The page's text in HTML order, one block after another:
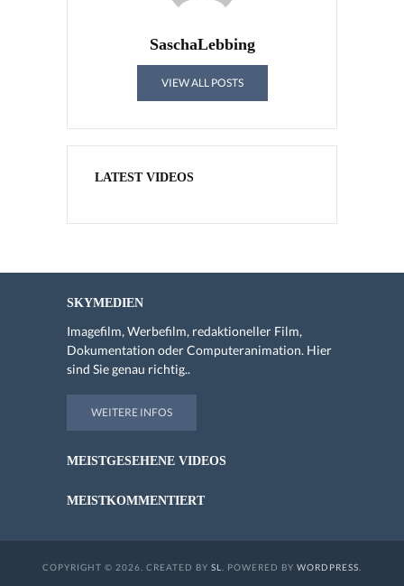
SaschaLebbing
VIEW ALL POSTS
LATEST VIDEOS
SKYMEDIEN
Imagefilm, Werbefilm, redaktioneller Film,
Dokumentation oder Computeranimation. Hier
sind Sie genau richtig..
WEITERE INFOS
MEISTGESEHENE VIDEOS
MEISTKOMMENTIERT
COPYRIGHT © 2026. CREATED BY SL . POWERED BY WORDPRESS